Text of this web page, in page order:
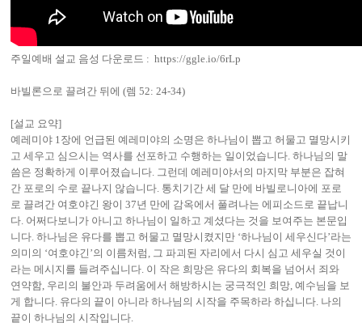
주일예배 설교 음성 다운로드 : https://ggle.io/6rLp
바빌론으로 끌려간 뒤에 (렘 52: 24-34)
[설교 요약]
예레미야 1장에 언급된 예레미야의 소명은 하나님이 뽑고 허물고 멸망시키
고 세우고 심으시는 역사를 선포하고 수행하는 일이었습니다. 하나님의 말
씀은 정확하게 이루어졌습니다. 그런데 예레미야서의 마지막 부분은 잡혀
간 포로의 수로 끝나지 않습니다. 통치기간 세 달 만에 바빌로니아에 포로
로 끌려간 여호야긴 왕이 37년 만에 감옥에서 풀려나는 에피소드로 끝납니
다. 어쩌다보니가 아니고 하나님이 일하고 계셨다는 것을 보여주는 본문입
니다. 하나님은 유다를 뽑고 허물고 멸망시켰지만 ‘하나님이 세우신다’라는
의미의 ‘여호야긴’의 이름처럼, 그 파괴된 자리에서 다시 심고 세우실 것이
라는 메시지를 들려주십니다. 이 작은 희망은 유다의 회복을 넘어서 죄와
연약함, 우리의 불안과 두려움에서 해방하시는 궁극적인 희망, 예수님을 보
게 합니다. 유다의 끝이 아니라 하나님의 시작을 주목하라 하십니다. 나의
끝이 하나님의 시작입니다.